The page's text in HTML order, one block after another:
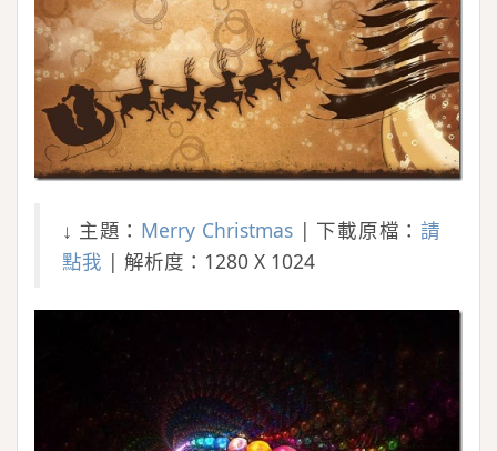
↓ 主題： Merry Christmas| 下載原檔： 請
點我 | 解析度：1280 X 1024